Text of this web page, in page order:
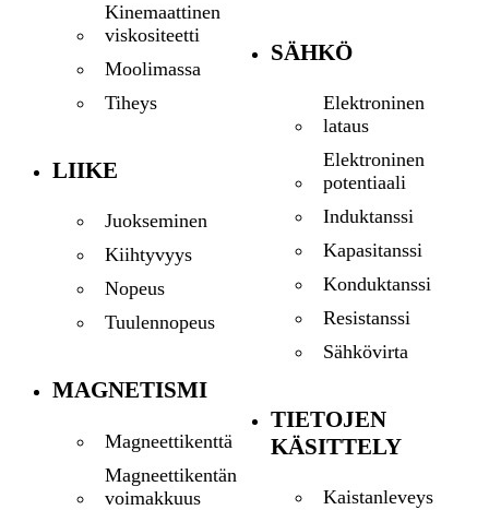
Kinemaattinen
viskositeetti
Moolimassa
Tiheys
LIIKE
Juokseminen
Kiihtyvyys
Nopeus
Tuulennopeus
MAGNETISMI
Magneettikenttä
Magneettikentän
voimakkuus
SÄHKÖ
Elektroninen
lataus
Elektroninen
potentiaali
Induktanssi
Kapasitanssi
Konduktanssi
Resistanssi
Sähkövirta
TIETOJEN
KÄSITTELY
Kaistanleveys